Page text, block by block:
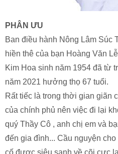
PHÂN ƯU
Ban điều hành Nông Lâm
hiền thê của bạn Hoàng Văn
Kim Hoa sinh năm 1954 đã từ
năm 2021 hưởng thọ 67 tuổi.
Rất tiếc là trong thời gian giãn
của chính phủ nên việc đi lại
quý Thầy Cô , anh chị em và
đến gia đình... Cầu nguyện
cố được siêu sanh về cõi cực